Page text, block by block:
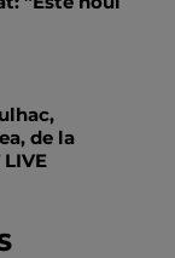
de la
LIVE